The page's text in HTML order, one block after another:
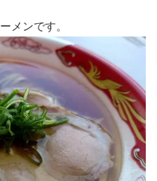
メンです。